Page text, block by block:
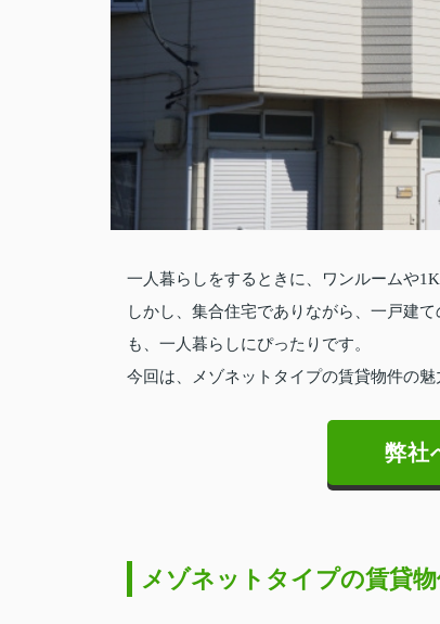
一人暮らしをするときに、ワンルームや
しかし、集合住宅でありながら、一戸建
も、一人暮らしにぴったりです。
今回は、メゾネットタイプの賃貸物件の
弊社
メゾネットタイプの賃貸物